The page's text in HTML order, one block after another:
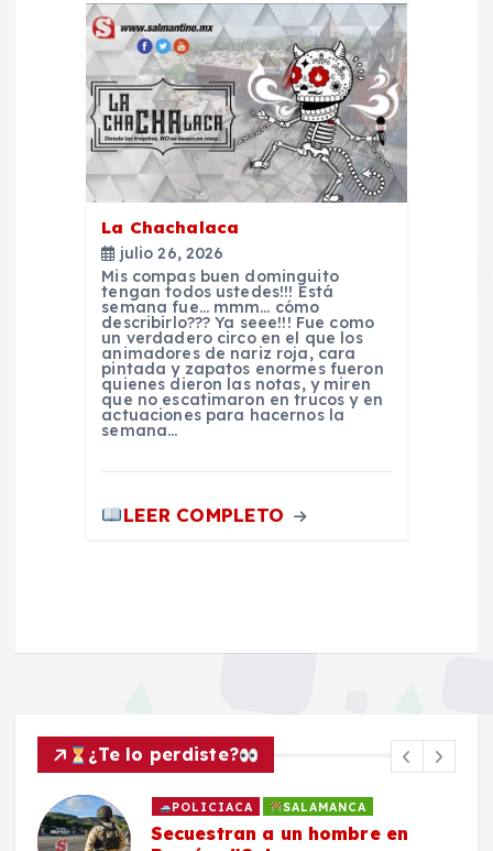
La Chachalaca
julio 26, 2026
Mis compas buen dominguito
tengan todos ustedes!!! Está
semana fue… mmm… cómo
describirlo??? Ya seee!!! Fue como
un verdadero circo en el que los
animadores de nariz roja, cara
pintada y zapatos enormes fueron
quienes dieron las notas, y miren
que no escatimaron en trucos y en
actuaciones para hacernos la
semana…
LEER COMPLETO
¿Te lo perdiste?
POLICIACA SALAMANCA
Secuestran a un hombre en